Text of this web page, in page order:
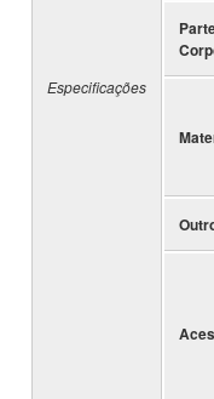
Especificações